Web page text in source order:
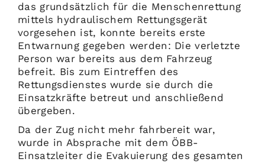
das grundsätzlich für die Menschenrettung
mittels hydraulischem Rettungsgerät
vorgesehen ist, konnte bereits erste
Entwarnung gegeben werden: Die verletzte
Person war bereits aus dem Fahrzeug
befreit. Bis zum Eintreffen des
Rettungsdienstes wurde sie durch die
Einsatzkräfte betreut und anschließend
übergeben.
Da der Zug nicht mehr fahrbereit war,
wurde in Absprache mit dem ÖBB-
Einsatzleiter die Evakuierung des gesamten